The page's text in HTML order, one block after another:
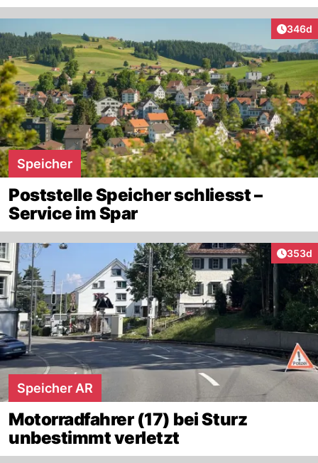
346d
Speicher
Poststelle Speicher schliesst –
Service im Spar
353d
Speicher AR
Motorradfahrer (17) bei Sturz
unbestimmt verletzt